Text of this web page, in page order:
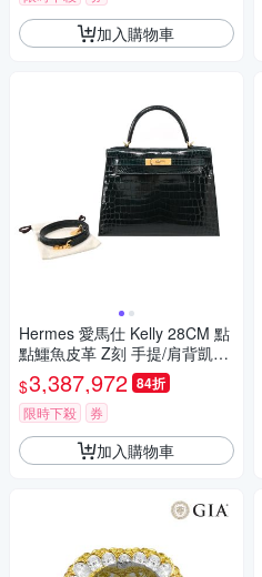
加入購物車
Hermes 愛馬仕 Kelly 28CM 點
點鱷魚皮革 Z刻 手提/肩背凱莉
包(6O松柏綠/金釦)
$3,387,972 84折
限時下殺 券
加入購物車